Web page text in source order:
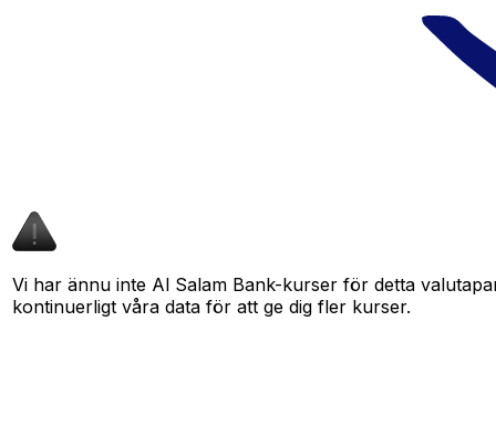
Vi har ännu inte Al Salam Bank-kurser för detta
kontinuerligt våra data för att ge dig fler kurser.